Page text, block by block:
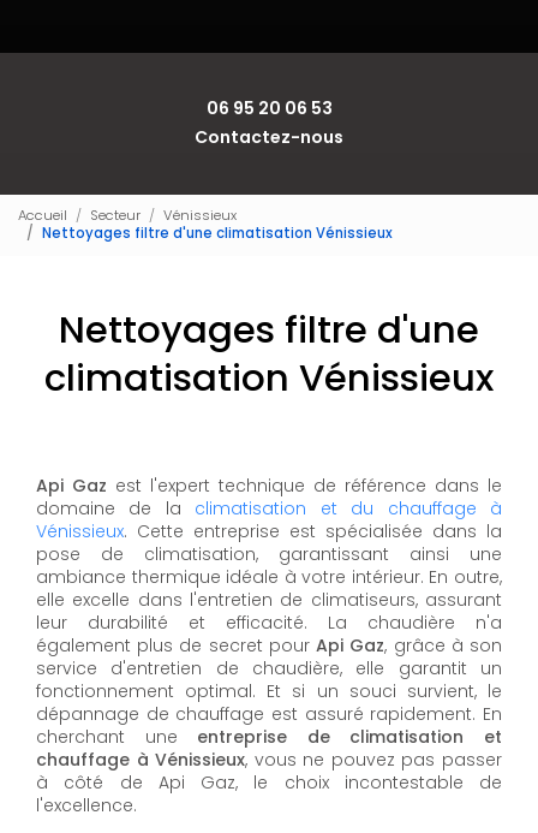
06 95 20 06 53
Contactez-nous
Accueil Secteur
Vénissieux
Nettoyages filtre d'une climatisation Vénissieux
Nettoyages filtre d'une
climatisation Vénissieux
Api Gaz est l'expert technique de référence dans le
domaine de la climatisation et du chauffage à
Vénissieux. Cette entreprise est spécialisée dans la
pose de climatisation, garantissant ainsi une
ambiance thermique idéale à votre intérieur. En outre,
elle excelle dans l'entretien de climatiseurs, assurant
leur durabilité et efficacité. La chaudière n'a
également plus de secret pourApi Gaz, grâce à son
service d'entretien de chaudière, elle garantit un
fonctionnement optimal. Et si un souci survient, le
dépannage de chauffage est assuré rapidement. En
cherchant une entreprise de climatisation et
chauffage à Vénissieux, vous ne pouvez pas passer
à côté de Api Gaz, le choix incontestable de
l'excellence.